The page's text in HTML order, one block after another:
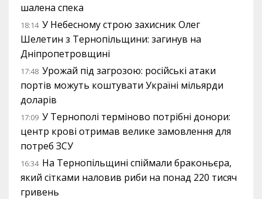
шалена спека
18:14 У Небесному строю захисник Олег
Шелетин з Тернопільщини: загинув на
Дніпропетровщині
17:48 Урожай під загрозою: російські атаки
портів можуть коштувати Україні мільярди
доларів
17:09 У Тернополі терміново потрібні донори:
центр крові отримав велике замовлення для
потреб ЗСУ
16:34 На Тернопільщині спіймали браконьєра,
який сітками наловив риби на понад 220 тисяч
гривень